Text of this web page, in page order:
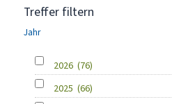
Treffer filtern
Jahr
2026 (76)
2025 (66)